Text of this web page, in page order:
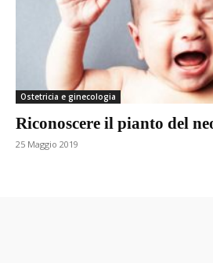
Ostetricia e ginecologia
Riconoscere il pianto del
25 Maggio 2019